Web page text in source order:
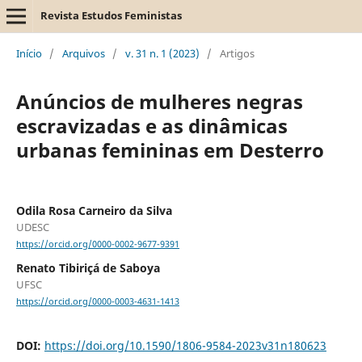
Revista Estudos Feministas
Início / Arquivos / v. 31 n. 1 (2023) / Artigos
Anúncios de mulheres negras
escravizadas e as dinâmicas
urbanas femininas em Desterro
Odila Rosa Carneiro da Silva
UDESC
https://orcid.org/0000-0002-9677-9391
Renato Tibiriçá de Saboya
UFSC
https://orcid.org/0000-0003-4631-1413
DOI: https://doi.org/10.1590/1806-9584-2023v31n180623